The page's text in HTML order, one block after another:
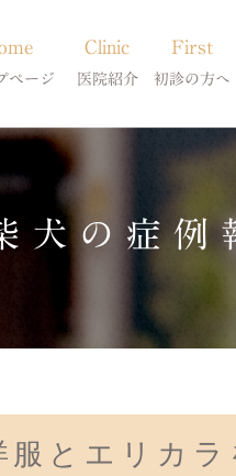
ページ
Clinic
医院紹介
当院のご紹介
獣医師紹介
First
初診の方へ
初診の方へ アトピ
膿皮
脱毛
アポ
犬の症例
服とエリカラ